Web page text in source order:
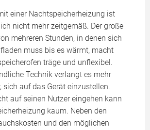
einer Nachtspeicherheizung ist
nicht mehr zeitgemäß. Der große
mehreren Stunden, in denen sich
muss bis es wärmt, macht
träge und unflexibel.
Technik verlangt es mehr
sich auf das Gerät einzustellen.
auf seinen Nutzer eingehen kann
kaum. Neben den
und den möglichen